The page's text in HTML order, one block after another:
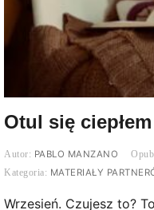
Otul się
PABLO MANZANO
MATERIAŁY
Wrzesień. Czujesz to?